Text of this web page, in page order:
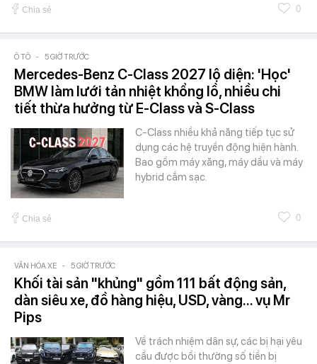
Chia sẻ 0
Ô TÔ - 5 GIỜ TRƯỚC
Mercedes-Benz C-Class 2027 lộ diện: 'Học'
BMW làm lưới tản nhiệt khổng lồ, nhiều chi
tiết thừa hưởng từ E-Class và S-Class
C-Class nhiều khả năng tiếp tục sử
dụng các hệ truyền động hiện hành.
Bao gồm máy xăng, máy dầu và máy
hybrid cắm sạc.
Chia sẻ 0
VĂN HÓA XE - 5 GIỜ TRƯỚC
Khối tài sản "khủng" gồm 111 bất động sản,
dàn siêu xe, đồ hàng hiệu, USD, vàng... vụ Mr
Pips
Về trách nhiệm dân sự, các bị hại yêu
cầu được bồi thường số tiền bị